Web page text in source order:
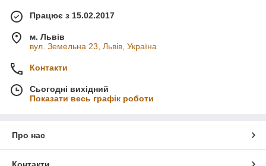
Працює з 15.02.2017
м. Львів
вул. Земельна 23, Львів, Україна
Контакти
Сьогодні вихідний
Показати весь графік роботи
Про нас